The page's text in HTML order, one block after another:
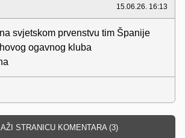
15.06.26. 16:13
svjetskom prvenstvu tim Španije
ogavnog kluba
STRANICU KOMENTARA (3)